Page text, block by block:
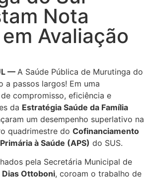
Nota
Avaliação
— A Saúde Pública de Murutinga do
a passos largos! Em uma
compromisso, eficiência e
da Estratégia Saúde da Família
um desempenho superlativo na
quadrimestre do Cofinanciamento
à Saúde (APS) do SUS.
pela Secretária Municipal de
Ottoboni, coroam o trabalho de